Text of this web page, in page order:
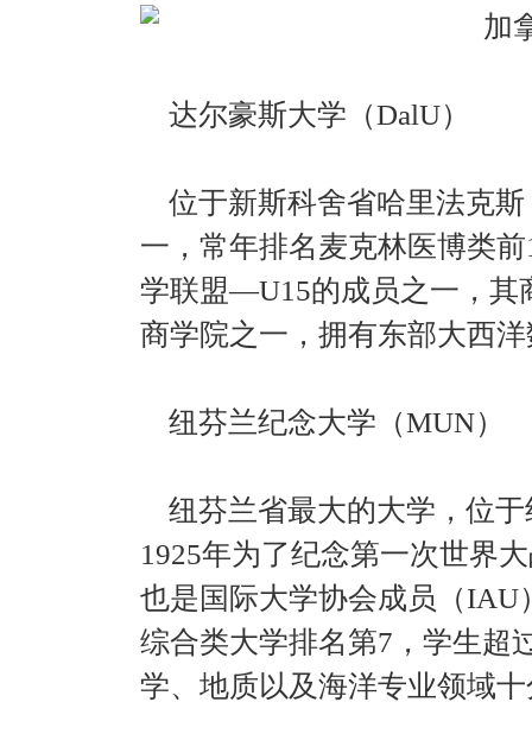
达尔豪斯大学（DalU）
位于新斯科舍省哈里法克斯
一，常年排名麦克林医博类
学联盟—U15的成员之一，其
商学院之一，拥有东部大西
纽芬兰纪念大学（MUN）
纽芬兰省最大的大学，位
1925年为了纪念第一次世界
也是国际大学协会成员（
综合类大学排名第7，学生超
学、地质以及海洋专业领域